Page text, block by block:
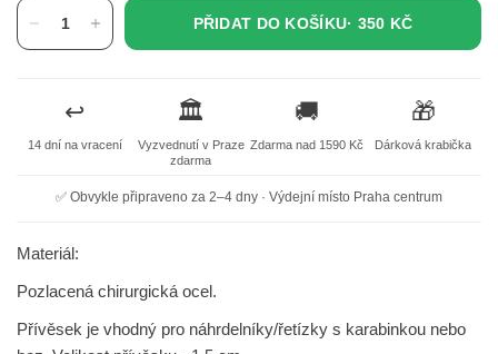
PŘIDAT DO KOŠÍKU· 350 KČ
↩️
14 dní na vracení
🏛️
Vyzvednutí v Praze
zdarma
🚚
Zdarma nad 1590 Kč
🎁
Dárková krabička
✅ Obvykle připraveno za 2–4 dny · Výdejní místo Praha centrum
Materiál:
Pozlacená chirurgická ocel.
Přívěsek je vhodný pro náhrdelníky/řetízky s karabinkou nebo